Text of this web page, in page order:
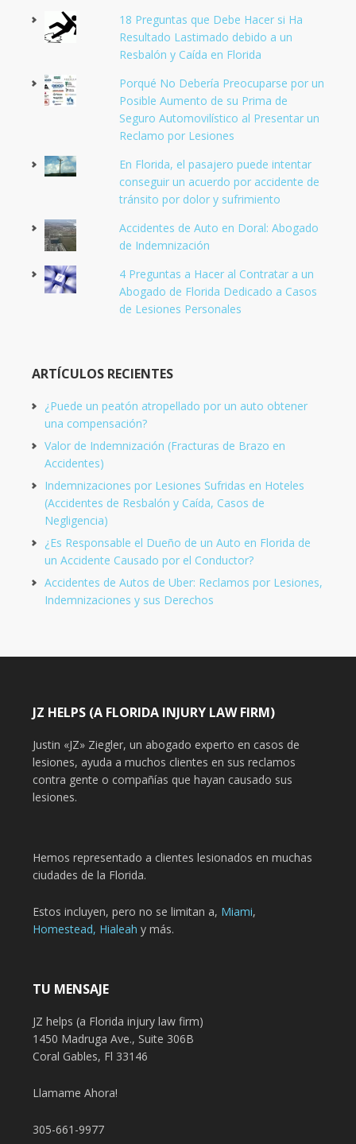
18 Preguntas que Debe Hacer si Ha
Resultado Lastimado debido a un
Resbalón y Caída en Florida
Porqué No Debería Preocuparse por un
Posible Aumento de su Prima de
Seguro Automovilístico al Presentar un
Reclamo por Lesiones
En Florida, el pasajero puede intentar
conseguir un acuerdo por accidente de
tránsito por dolor y sufrimiento
Accidentes de Auto en Doral: Abogado
de Indemnización
4 Preguntas a Hacer al Contratar a un
Abogado de Florida Dedicado a Casos
de Lesiones Personales
ARTÍCULOS RECIENTES
¿Puede un peatón atropellado por un auto obtener
una compensación?
Valor de Indemnización (Fracturas de Brazo en
Accidentes)
Indemnizaciones por Lesiones Sufridas en Hoteles
(Accidentes de Resbalón y Caída, Casos de
Negligencia)
¿Es Responsable el Dueño de un Auto en Florida de
un Accidente Causado por el Conductor?
Accidentes de Autos de Uber: Reclamos por Lesiones,
Indemnizaciones y sus Derechos
JZ HELPS (A FLORIDA INJURY LAW FIRM)
Justin «JZ» Ziegler, un abogado experto en casos de
lesiones, ayuda a muchos clientes en sus reclamos
contra gente o compañías que hayan causado sus
lesiones.
Hemos representado a clientes lesionados en muchas
ciudades de la Florida.
Estos incluyen, pero no se limitan a, Miami,
Homestead, Hialeah y más.
TU MENSAJE
JZ helps (a Florida injury law firm)
1450 Madruga Ave., Suite 306B
Coral Gables, Fl 33146
Llamame Ahora!
305-661-9977